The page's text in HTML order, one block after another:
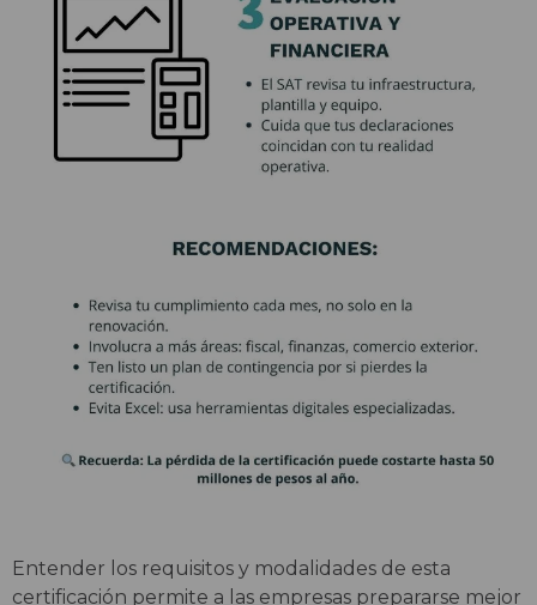
Entender los requisitos y modalidades de esta
certificación permite a las empresas prepararse mejor